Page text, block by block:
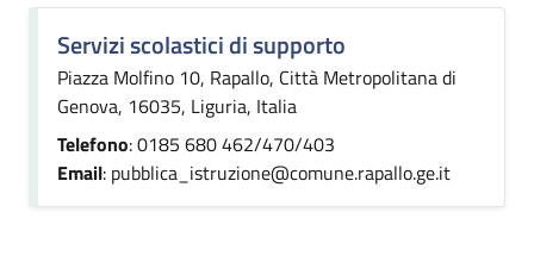
Servizi scolastici di supporto
Piazza Molfino 10, Rapallo, Città Metropolitana di
Genova, 16035, Liguria, Italia
Telefono: 0185 680 462/470/403
Email: pubblica_istruzione@comune.rapallo.ge.it